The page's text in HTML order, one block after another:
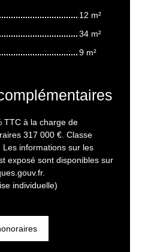
12 m²
34 m²
9 m²
TTC à la charge de
317 000 €. Classe
informations sur les
exposé sont disponibles sur
individuelle)